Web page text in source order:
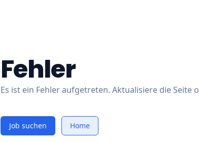
Fehler
Es ist ein Fehler aufgetreten. Aktualisiere die Seite
Job suchen Home